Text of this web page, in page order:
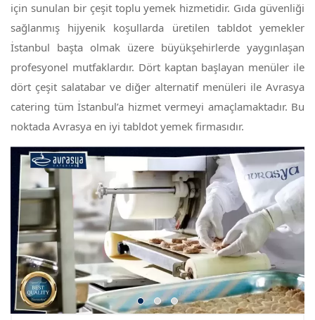
için sunulan bir çeşit toplu yemek hizmetidir. Gıda güvenliği
sağlanmış hijyenik koşullarda üretilen tabldot yemekler
İstanbul başta olmak üzere büyükşehirlerde yaygınlaşan
profesyonel mutfaklardır. Dört kaptan başlayan menüler ile
dört çeşit salatabar ve diğer alternatif menüleri ile Avrasya
catering tüm İstanbul’a hizmet vermeyi amaçlamaktadır. Bu
noktada Avrasya en iyi tabldot yemek firmasıdır.